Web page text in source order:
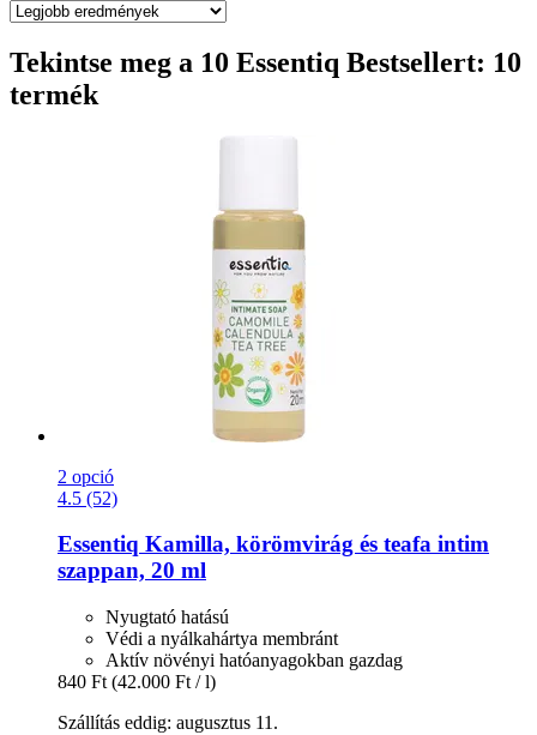
Tekintse meg a 10 Essentiq Bestsellert: 10
termék
2 opció
4.5 (52)
Essentiq Kamilla, körömvirág és teafa intim
szappan, 20 ml
Nyugtató hatású
Védi a nyálkahártya membránt
Aktív növényi hatóanyagokban gazdag
840 Ft (42.000 Ft / l)
Szállítás eddig: augusztus 11.